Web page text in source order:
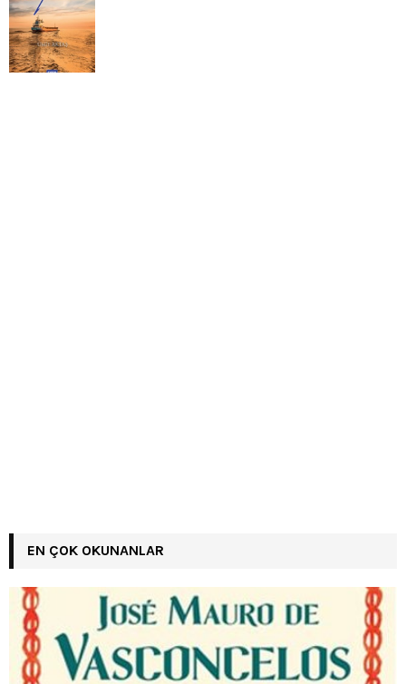
EN ÇOK OKUNANLAR